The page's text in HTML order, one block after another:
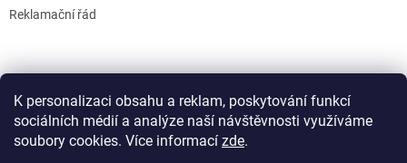
K personalizaci obsahu a reklam, poskytování funkcí
sociálních médií a analýze naší návštěvnosti využíváme
soubory cookies. Více informací zde.
Reklamační řád